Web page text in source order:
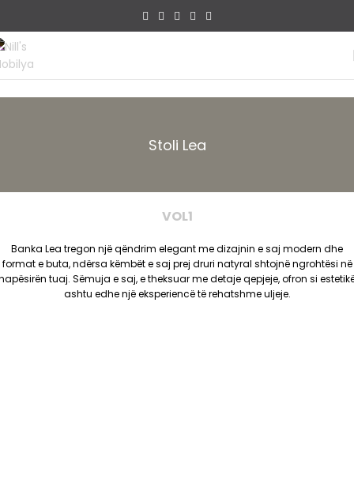
Stoli Lea
VOL1
Banka Lea tregon një qëndrim elegant me dizajnin e saj modern dhe
format e buta, ndërsa këmbët e saj prej druri natyral shtojnë ngrohtësi në
tuaj. Sëmuja e saj, e theksuar me detaje qepjeje, ofron si
ashtu edhe një eksperiencë të rehatshme uljeje.